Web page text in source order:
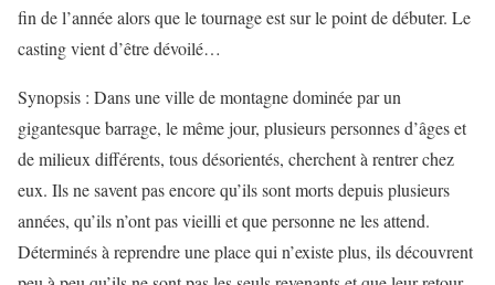
fin de l’année alors que le tournage est sur le point de débuter. Le
casting vient d’être dévoilé…
Synopsis : Dans une ville de montagne dominée par un
gigantesque barrage, le même jour, plusieurs personnes d’âges et
de milieux différents, tous désorientés, cherchent à rentrer chez
eux. Ils ne savent pas encore qu’ils sont morts depuis plusieurs
années, qu’ils n’ont pas vieilli et que personne ne les attend.
Déterminés à reprendre une place qui n’existe plus, ils découvrent